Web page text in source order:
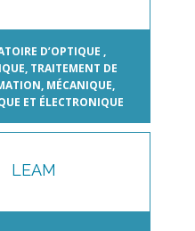
D’OPTIQUE ,
TRAITEMENT DE
MÉCANIQUE,
ET ÉLECTRONIQUE
LEAM